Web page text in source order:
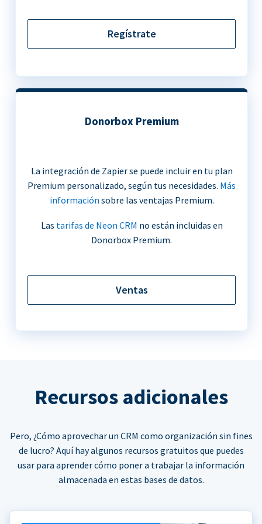
Regístrate
Donorbox Premium
La integración de Zapier se puede incluir en tu plan
Premium personalizado, según tus necesidades. Más
información sobre las ventajas Premium.
Las tarifas de Neon CRM no están incluidas en
Donorbox Premium.
Ventas
Recursos adicionales
Pero, ¿Cómo aprovechar un CRM como organización sin fines
de lucro? Aquí hay algunos recursos gratuitos que puedes
usar para aprender cómo poner a trabajar la información
almacenada en estas bases de datos.